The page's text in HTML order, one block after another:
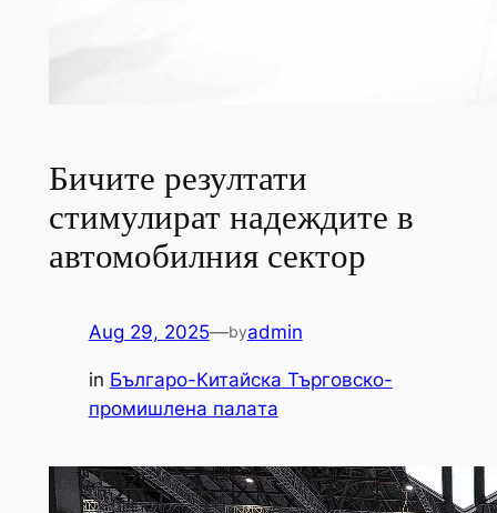
Бичите резултати
стимулират надеждите в
автомобилния сектор
Aug 29, 2025—byadmin
in Българо-Китайска Търговско-
промишлена палaта